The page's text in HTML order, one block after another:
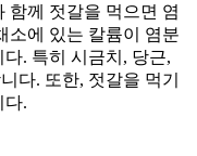
함께 젓갈을 먹으면 염
소에 있는 칼륨이 염분
. 특히 시금치, 당근,
다. 또한, 젓갈을 먹기
다.